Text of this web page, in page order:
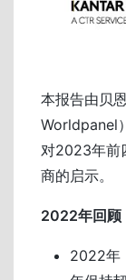
本报告由贝
Worldpanel
对2023年前
商的启示。
2022年回顾
2022年